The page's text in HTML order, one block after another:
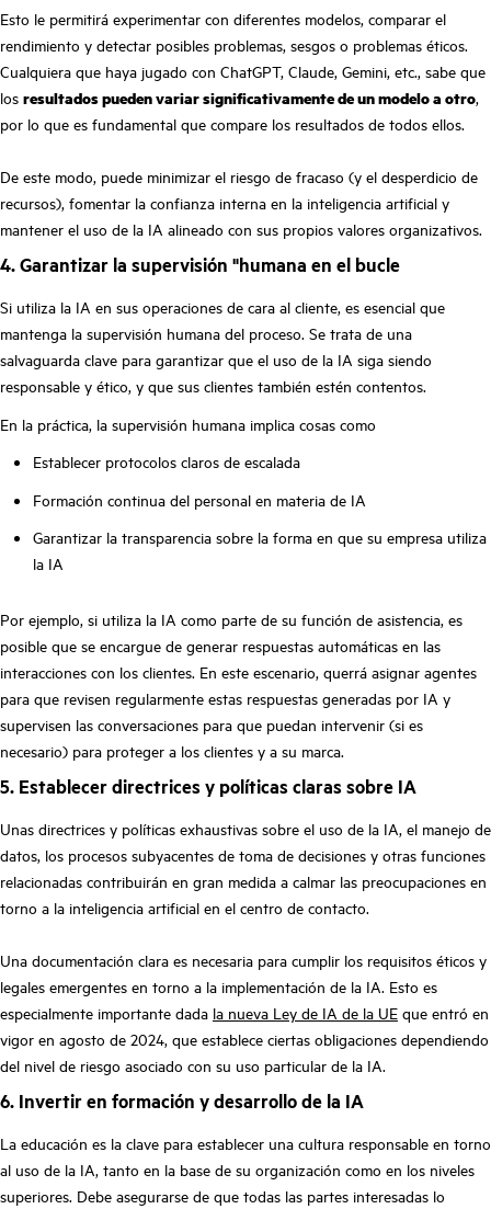
Esto le permitirá experimentar con diferentes modelos, comparar el
rendimiento y detectar posibles problemas, sesgos o problemas éticos.
Cualquiera que haya jugado con ChatGPT, Claude, Gemini, etc., sabe que
los resultados pueden variar significativamente de un modelo a otro,
por lo que es fundamental que compare los resultados de todos ellos.
De este modo, puede minimizar el riesgo de fracaso (y el desperdicio de
recursos), fomentar la confianza interna en la inteligencia artificial y
mantener el uso de la IA alineado con sus propios valores organizativos.
4. Garantizar la supervisión "humana en el bucle
Si utiliza la IA en sus operaciones de cara al cliente, es esencial que
mantenga la supervisión humana del proceso. Se trata de una
salvaguarda clave para garantizar que el uso de la IA siga siendo
responsable y ético, y que sus clientes también estén contentos.
En la práctica, la supervisión humana implica cosas como
Establecer protocolos claros de escalada
Formación continua del personal en materia de IA
Garantizar la transparencia sobre la forma en que su empresa utiliza
la IA
Por ejemplo, si utiliza la IA como parte de su función de asistencia, es
posible que se encargue de generar respuestas automáticas en las
interacciones con los clientes. En este escenario, querrá asignar agentes
para que revisen regularmente estas respuestas generadas por IA y
supervisen las conversaciones para que puedan intervenir (si es
necesario) para proteger a los clientes y a su marca.
5. Establecer directrices y políticas claras sobre IA
Unas directrices y políticas exhaustivas sobre el uso de la IA, el manejo de
datos, los procesos subyacentes de toma de decisiones y otras funciones
relacionadas contribuirán en gran medida a calmar las preocupaciones en
torno a la inteligencia artificial en el centro de contacto.
Una documentación clara es necesaria para cumplir los requisitos éticos y
legales emergentes en torno a la implementación de la IA. Esto es
especialmente importante dada la nueva Ley de IA de la UE que entró en
vigor en agosto de 2024, que establece ciertas obligaciones dependiendo
del nivel de riesgo asociado con su uso particular de la IA.
6. Invertir en formación y desarrollo de la IA
La educación es la clave para establecer una cultura responsable en torno
al uso de la IA, tanto en la base de su organización como en los niveles
superiores. Debe asegurarse de que todas las partes interesadas lo